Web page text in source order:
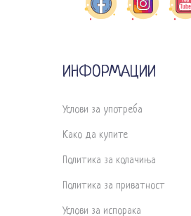
ИНФОРМАЦИИ
Услови за употреба
Како да купите
Политика за колачиња
Политика за приватност
Услови за испорака